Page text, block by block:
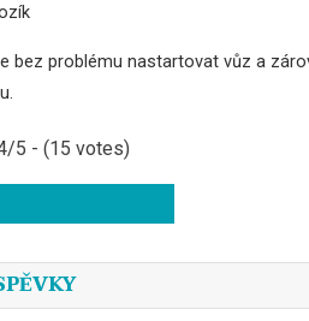
bez problému nastartovat vůz a
5 - (15 votes)